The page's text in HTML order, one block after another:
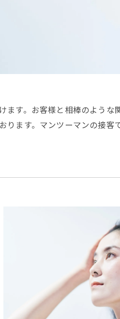
す。お客様と相棒のような
ます。マンツーマンの接客